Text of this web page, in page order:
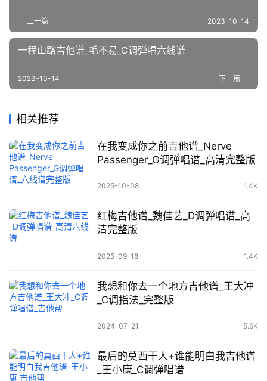
上一篇 2023-10-14
一程山路吉他谱_毛不易_C调弹唱六线谱
下一篇
2023-10-14
相关推荐
在我变成你之前吉他谱_Nerve
Passenger_G调弹唱谱_高清完整版
2025-10-08 1.4K
红梅吉他谱_魏佳艺_D调弹唱谱_高
清完整版
2025-09-18 1.4K
我想和你去一个地方吉他谱_王大冲
_C调指法_完整版
2024-07-21 5.6K
最后的莫西干人+谁能明白我吉他谱
_王小康_C调弹唱谱